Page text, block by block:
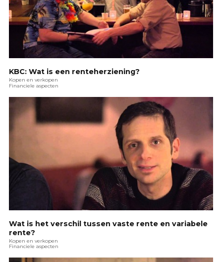
KBC: Wat is een renteherziening?
Kopen en verkopen
Financiele aspecten
Wat is het verschil tussen vaste rente en variabele
rente?
Kopen en verkopen
Financiele aspecten